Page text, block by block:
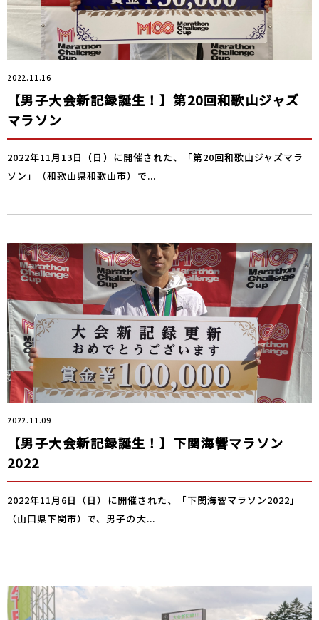
2022.11.16
【男子大会新記録誕生！】第20回和歌山ジャズ
マラソン
2022年11月13日（日）に開催された、「第20回和歌山ジャズマラ
ソン」（和歌山県和歌山市）で...
2022.11.09
【男子大会新記録誕生！】下関海響マラソン
2022
2022年11月6日（日）に開催された、「下関海響マラソン2022」
（山口県下関市）で、男子の大...